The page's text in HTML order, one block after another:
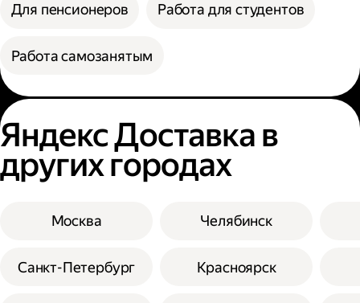
Для пенсионеров Работа для студентов
Работа самозанятым
Яндекс Доставка в
других городах
Москва
Санкт-Петербург
Челябинск
Красноярск